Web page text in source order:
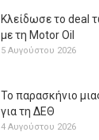
Κλείδωσε το deal
με τη Μotor Oil
5 Αυγούστου 2026
Το παρασκήνιο
για τη ΔΕΘ
4 Αυγούστου 2026